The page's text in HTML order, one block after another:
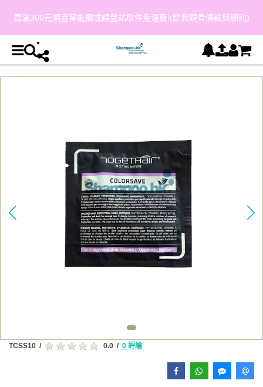
買滿300元順豐智能櫃或順豐站取件免運費!(點我觀看條款與細則)
TCSS10 / 0.0 / 0 評論